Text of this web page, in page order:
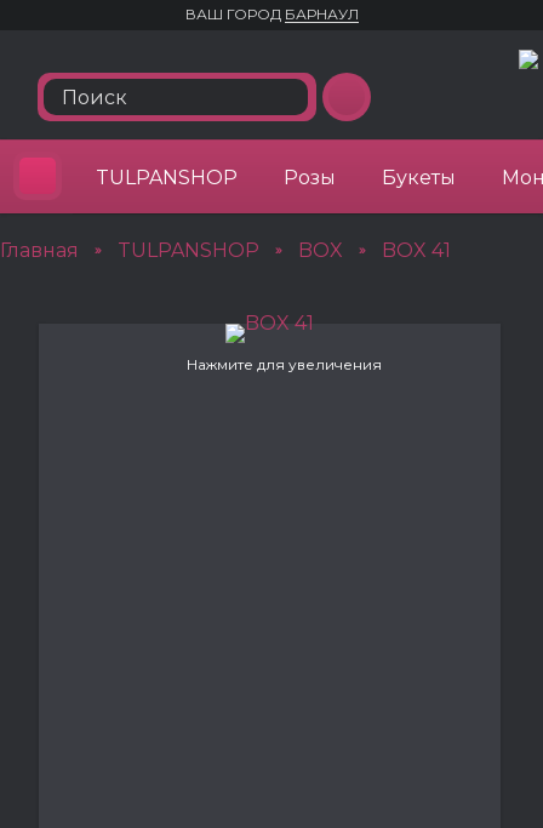
ВАШ ГОРОД БАРНАУЛ
TULPANSHOP Розы Букеты
Главная » TULPANSHOP » BOX » BOX 41
Нажмите для увеличения